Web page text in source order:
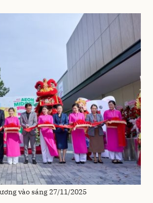
vào sáng 27/11/2025